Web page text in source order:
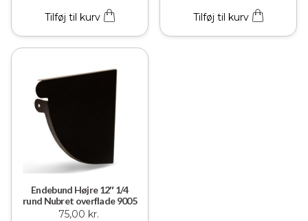
Tilføj til kurv
Tilføj til kurv
Endebund Højre 12″ 1/4
rund Nubret overflade 9005
75,00 kr.